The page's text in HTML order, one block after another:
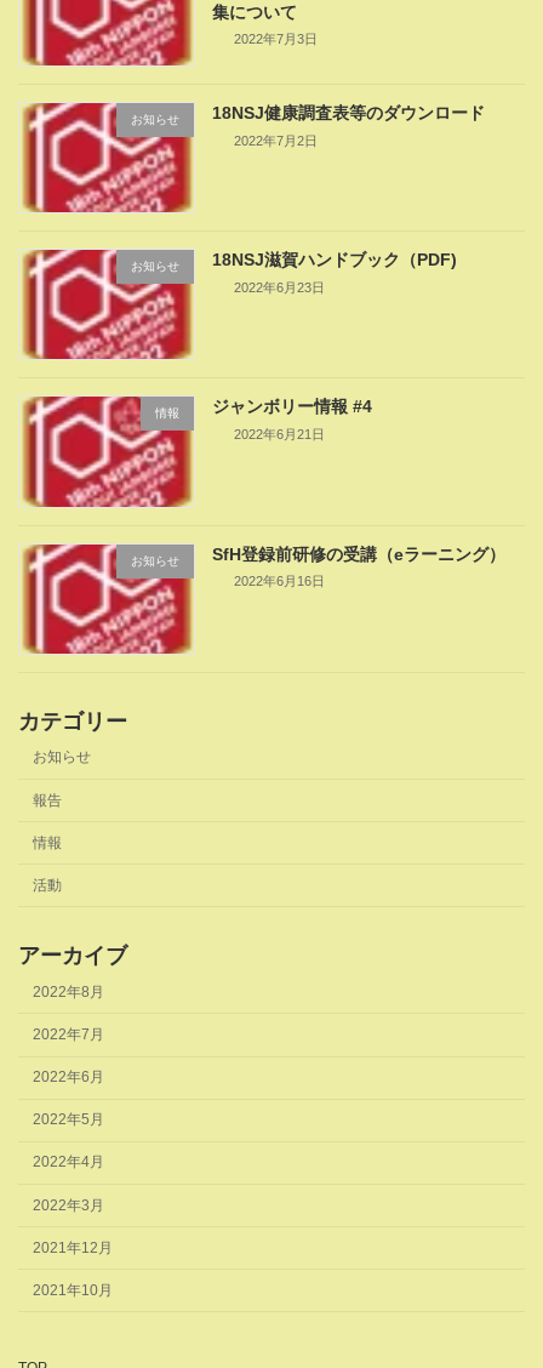
集について
2022年7月3日
お知らせ 18NSJ健康調査表等のダウンロード
2022年7月2日
お知らせ 18NSJ滋賀ハンドブック（PDF)
2022年6月23日
情報 ジャンボリー情報 #4
2022年6月21日
お知らせ SfH登録前研修の受講（eラーニング）
2022年6月16日
カテゴリー
お知らせ
報告
情報
活動
アーカイブ
2022年8月
2022年7月
2022年6月
2022年5月
2022年4月
2022年3月
2021年12月
2021年10月